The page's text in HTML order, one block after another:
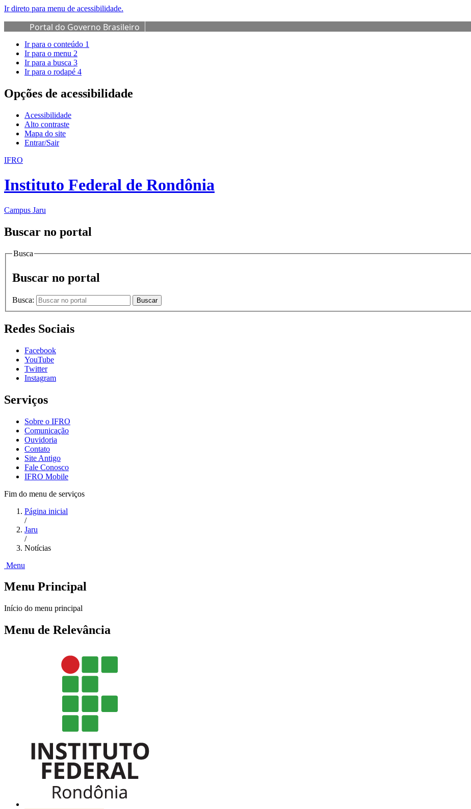
Ir direto para menu de acessibilidade.
Portal do Governo Brasileiro
Ir para o conteúdo 1
Ir para o menu 2
Ir para a busca 3
Ir para o rodapé 4
Opções de acessibilidade
Acessibilidade
Alto contraste
Mapa do site
Entrar/Sair
IFRO
Instituto Federal de Rondônia
Campus Jaru
Buscar no portal
Busca
Buscar no portal
Busca: Buscar
Redes Sociais
Facebook
YouTube
Twitter
Instagram
Serviços
Sobre o IFRO
Comunicação
Ouvidoria
Contato
Site Antigo
Fale Conosco
IFRO Mobile
Fim do menu de serviços
Página inicial
/
Jaru
/
Notícias
Menu
Menu Principal
Início do menu principal
Menu de Relevância